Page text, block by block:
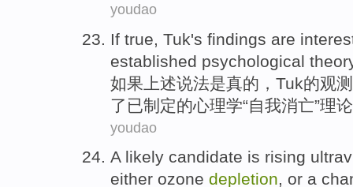
youdao
If true Tuk's findings are
established psychological
如果 上述说法是真的 ， Tuk的观测
了已制定的心理学“自我消亡”理论
youdao
A likely candidate is rising
either ozone depletion, or a